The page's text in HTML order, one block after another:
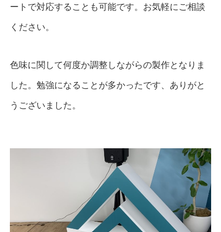
ートで対応することも可能です。お気軽にご相談
ください。
色味に関して何度か調整しながらの製作となりま
した。勉強になることが多かったです、ありがと
うございました。